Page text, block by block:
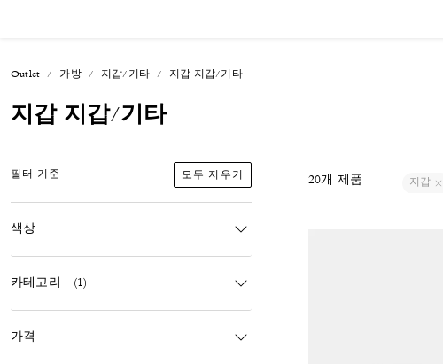
Outlet 가방 지갑/기타 지갑 지갑/기타
지갑 지갑/기타
필터 기준 모두 지우기
색상
카테고리 (1)
가격
20개 제품 지갑